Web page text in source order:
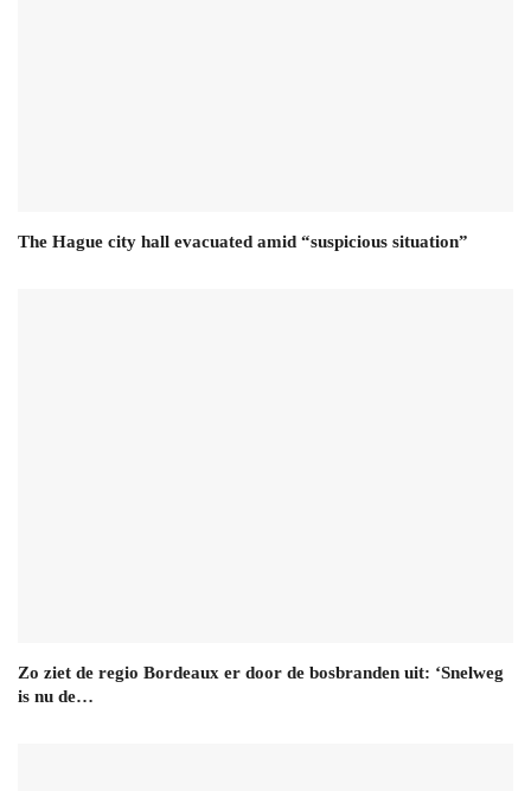
The Hague city hall evacuated amid “suspicious situation”
Zo ziet de regio Bordeaux er door de bosbranden uit: ‘Snelweg
is nu de…